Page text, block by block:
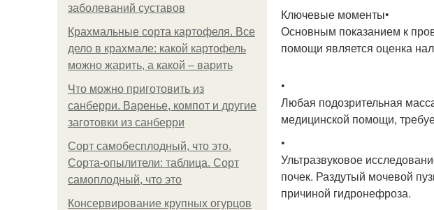
заболеваний суставов
Крахмальные сорта картофеля. Все
дело в крахмале: какой картофель
можно жарить, а какой – варить
Что можно приготовить из
санберри. Варенье, компот и другие
заготовки из санберри
Сорт самобесплодный, что это.
Сорта-опылители: таблица. Сорт
самоплодный, что это
Консервирование крупных огурцов
Ключевые моменты•
Основным показанием к
помощи является оценка
•
Любая подозрительная
медицинской помощи,
•
Ультразвуковое
почек. Раздутый мочевой
причиной гидронефроза.